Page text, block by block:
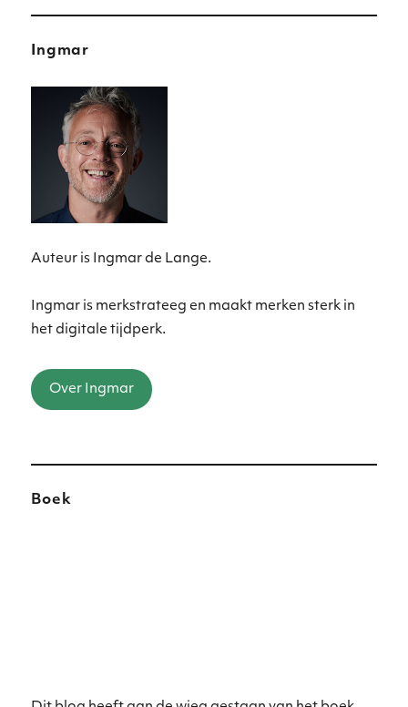
Ingmar
Auteur is Ingmar de Lange.
Ingmar is merkstrateeg en maakt merken sterk in
het digitale tijdperk.
Over Ingmar
Boek